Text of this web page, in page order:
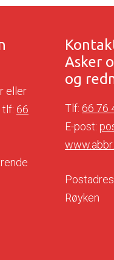
eller
tlf: 66
Asker
og
Tlf: 66 76
E-post:
Røyken